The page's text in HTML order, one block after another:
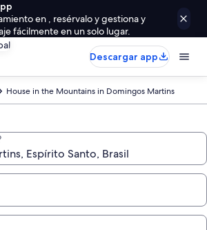
en , resérvalo y gestiona y
fácilmente en un solo lugar.
Descargar app
House in the Mountains in Domingos Martins